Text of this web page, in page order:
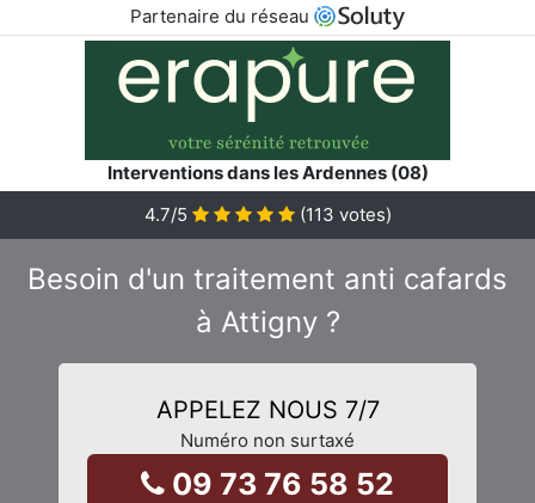
Partenaire du réseau
Interventions dans les Ardennes (08)
4.7/5 (113 votes)
Besoin d'un traitement anti cafards
à Attigny ?
APPELEZ NOUS 7/7
Numéro non surtaxé
09 73 76 58 52